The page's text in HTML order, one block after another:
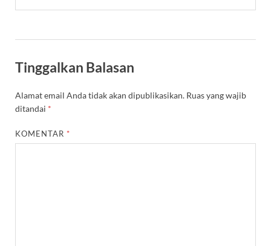
Tinggalkan Balasan
Alamat email Anda tidak akan dipublikasikan. Ruas yang wajib
ditandai *
KOMENTAR *